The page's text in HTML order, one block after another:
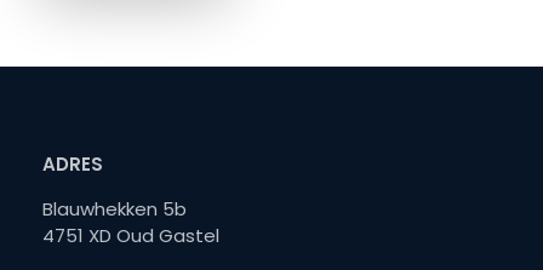
ADRES
Blauwhekken 5b
4751 XD Oud Gastel